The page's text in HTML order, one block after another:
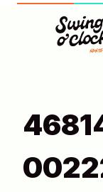
Aller